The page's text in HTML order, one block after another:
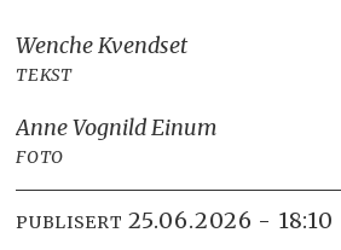
Wenche Kvendset
TEKST
Anne Vognild Einum
FOTO
PUBLISERT 25.06.2026 - 18:10